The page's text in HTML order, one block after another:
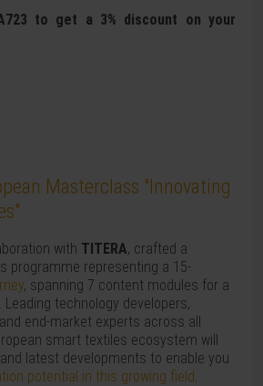
to get a 3% discount on your
Masterclass "Innovating
with TITERA, crafted a
programme representing a 15-
, spanning 7 content modules for a
technology developers,
end-market experts across all
smart textiles ecosystem will
latest developments to enable you
potential in this growing field.